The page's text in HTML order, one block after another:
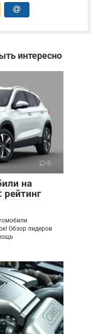
интересно
0
на
Обзор лидеров